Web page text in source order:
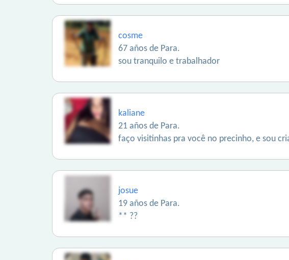
cosme
67 años de Para.
sou tranquilo e trabalhador
kaliane
21 años de Para.
faço visitinhas pra você no precinho, e sou
josue
19 años de Para.
** ??